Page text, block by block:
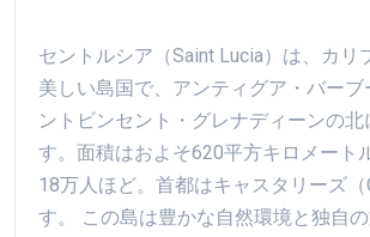
セントルシア（Saint Lucia）は、カリ
美しい島国で、アンティグア・バーブ
ントビンセント・グレナディーンの
す。面積はおよそ620平方キロメート
18万人ほど。首都はキャスタリーズ
す。 この島は豊かな自然環境と独自